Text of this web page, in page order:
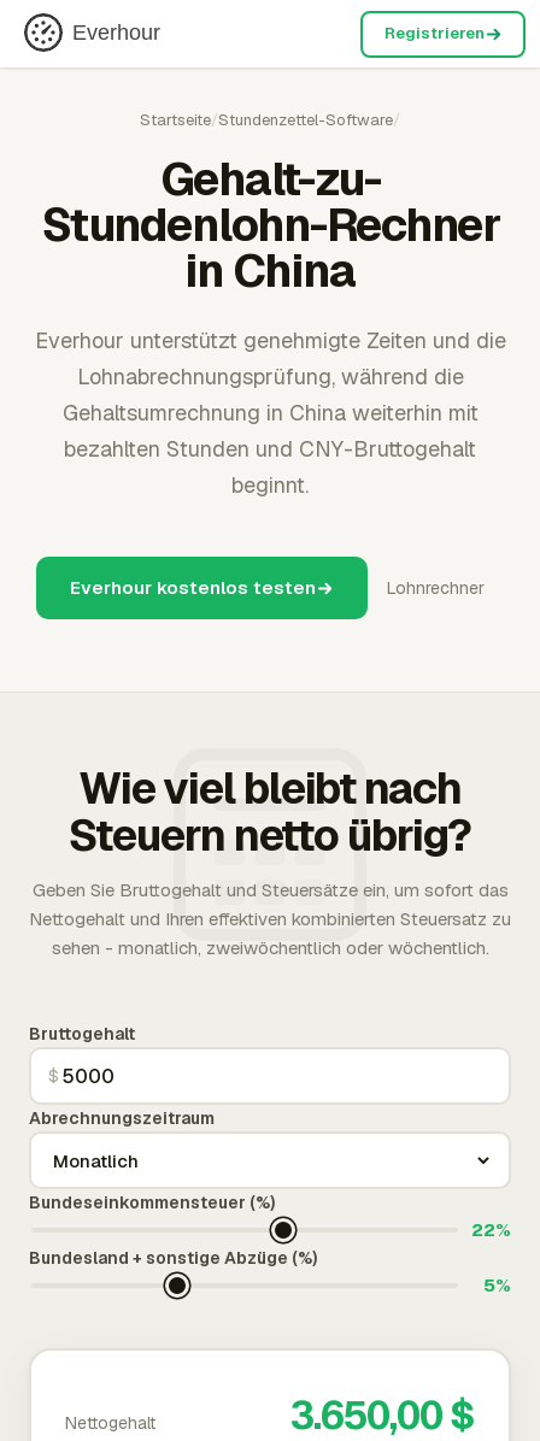
Everhour Registrieren
Startseite/Stundenzettel-Software/
Gehalt-zu-
Stundenlohn-Rechner
in China
Everhour unterstützt genehmigte Zeiten und die
Lohnabrechnungsprüfung, während die
Gehaltsumrechnung in China weiterhin mit
bezahlten Stunden und CNY-Bruttogehalt
beginnt.
Everhour kostenlos testen Lohnrechner
Wie viel bleibt nach
Steuern netto übrig?
Geben Sie Bruttogehalt und Steuersätze ein, um sofort das
Nettogehalt und Ihren effektiven kombinierten Steuersatz zu
sehen - monatlich, zweiwöchentlich oder wöchentlich.
Bruttogehalt
$
Abrechnungszeitraum
Bundeseinkommensteuer (%)
22%
Bundesland + sonstige Abzüge (%)
5%
Nettogehalt 3.650,00 $